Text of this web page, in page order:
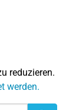
reduzieren.
werden.